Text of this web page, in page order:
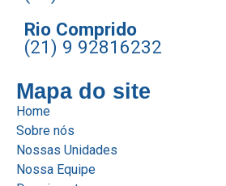
Rio Comprido
(21) 9 92816232
Mapa do site
Home
Sobre nós
Nossas Unidades
Nossa Equipe